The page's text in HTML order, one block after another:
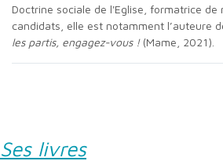
Doctrine sociale de l'Eglise, formatrice de
candidats, elle est notamment l’auteure
les partis, engagez-vous !(Mame, 2021).
Ses livres